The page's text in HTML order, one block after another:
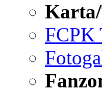
FCPK